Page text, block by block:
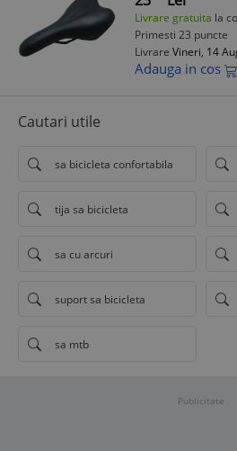
Livrare gratuita la
Primesti 23 puncte
Livrare Vineri, 14
Adauga in cos
Cautari utile
sa bicicleta confortabila
tija sa bicicleta
sa cu arcuri
suport sa bicicleta
sa mtb
Publicitate